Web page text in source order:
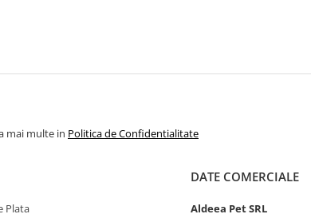
mai multe in Politica de Confidentialitate
Plata
DATE COMERCIALE
Aldeea Pet SRL